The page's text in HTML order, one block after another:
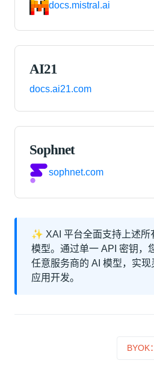
docs.mistral.ai
AI21
docs.ai21.com
Sophnet
sophnet.com
✨ XAI 平台全面支持上述所
模型。通过单一 API 密钥，
任意服务商的 AI 模型，实
应用开发。
BYOK